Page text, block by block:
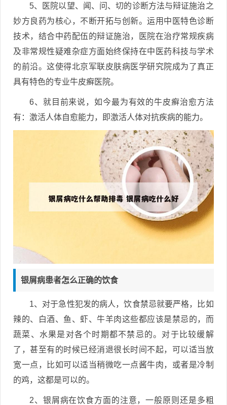
5、医院以望、闻、问、切的诊断方法与辩证施治之
妙方良药为核心，不断开拓与创新。运用中医特色诊断
技术，结合中药配伍的辩证施治，医院在治疗常规疾病
及非常规性疑难杂症方面始终保持在中医药科技与学术
的前沿。这使得北京军联皮肤病医学研究院成为了真正
具有特色的专业牛皮癣医院。
6、就目前来说，如今最为有效的牛皮癣治愈方法
有：激活人体自愈能力，即激活人体对抗疾病的能力。
银屑病患者怎么正确的饮食
1、对于急性犯发的病人，饮食禁忌就要严格，比如
辣的、白酒、鱼、虾、牛羊肉这些都应该是禁忌的，而
蔬菜、水果是对各个时期都不禁忌的。对于比较缓解
了，甚至有的时候已经消退很长时间不起，可以适当放
宽一点，比如可以适当稍微吃一点酱牛肉，或者是冷制
的鸡，这都是可以的。
2、银屑病在饮食方面的注意，一般原则还是多粗